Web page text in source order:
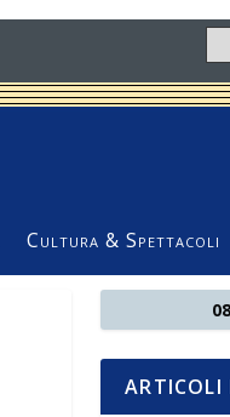
Cultura & Spettacoli
ARTICOLI